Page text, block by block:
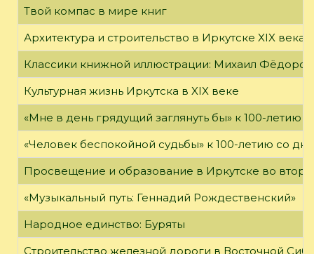
Твой компас в мире книг
Архитектура и строительство в Иркутске XIX века
Классики книжной иллюстрации: Михаил Фёдоров
Культурная жизнь Иркутска в XIX веке
«Мне в день грядущий заглянуть бы» к 100-летию
«Человек беспокойной судьбы» к 100-летию со
Просвещение и образование в Иркутске во
«Музыкальный путь: Геннадий Рождественский»
Народное единство: Буряты
Строительство железной дороги в Восточной